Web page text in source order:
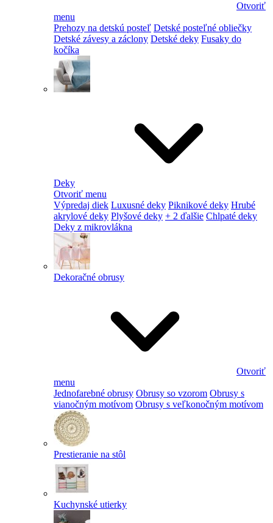
Otvoriť
menu
Prehozy na detskú posteľ Detské posteľné obliečky
Detské závesy a záclony Detské deky Fusaky do
kočíka
Deky
Otvoriť menu
Výpredaj diek Luxusné deky Piknikové deky Hrubé
akrylové deky Plyšové deky + 2 ďalšie Chlpaté deky
Deky z mikrovlákna
Dekoračné obrusy
Otvoriť
menu
Jednofarebné obrusy Obrusy so vzorom Obrusy s
vianočným motívom Obrusy s veľkonočným motívom
Prestieranie na stôl
Kuchynské utierky